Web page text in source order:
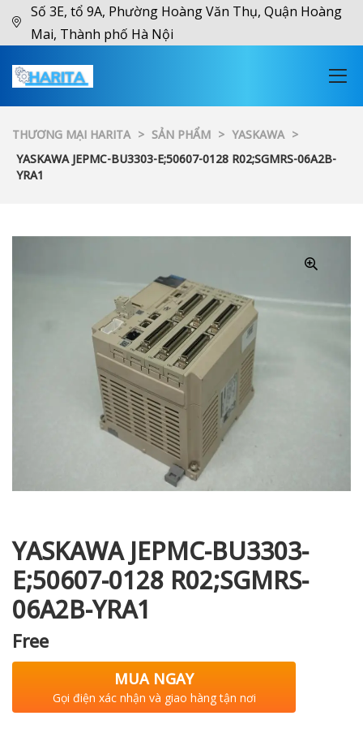
Số 3E, tổ 9A, Phường Hoàng Văn Thụ, Quận Hoàng
Mai, Thành phố Hà Nội
THƯƠNG MẠI HARITA > SẢN PHẨM > YASKAWA >
YASKAWA JEPMC-BU3303-E;50607-0128 R02;SGMRS-06A2B-
YRA1
YASKAWA JEPMC-BU3303-
E;50607-0128 R02;SGMRS-
06A2B-YRA1
Free
MUA NGAY
Gọi điện xác nhận và giao hàng tận nơi